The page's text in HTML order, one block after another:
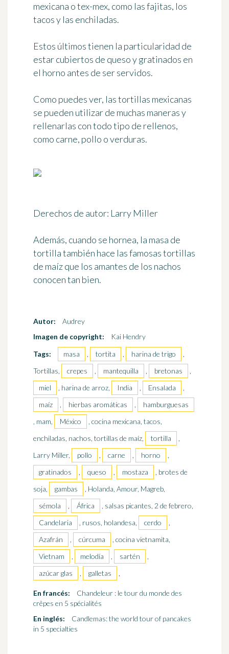
mexicana o tex-mex, como las fajitas, los
tacos y las enchiladas.
Estos últimos tienen la particularidad de
estar cubiertos de queso y gratinados en
el horno antes de ser servidos.
Como puedes ver, las tortillas mexicanas
se pueden utilizar de muchas maneras y
rellenarlas contodo tipo de rellenos,
como carne, pollo o verduras.
Derechos de autor: Larry Miller
Además, cuando se hornea, la masa de
tortilla también hace las famosas tortillas
de maíz que los amantes de los nachos
conocen tan bien.
Autor:
Audrey
Imagen de copyright:
Kai Hendry
Tags:
masa , tortita , harina de trigo
,
Tortillas,
crepes , mantequilla , bretonas
,
miel
, harina de arroz, India , Ensalada
,
maíz
, hierbas aromáticas ,
hamburguesas
, mam,
México
, cocina mexicana, tacos,
enchiladas, nachos, tortillas de maíz,
tortilla
,
Larry Miller,
pollo , carne , horno
,
gratinados
, queso , mostaza
, brotes de
soja,
gambas
, Holanda, Amour, Magreb,
sémola
, África
, salsas picantes, 2 de febrero,
Candelaria
, rusos, holandesa, cerdo
,
Azafrán
, cúrcuma
, cocina vietnamita,
Vietnam
, melodía , sartén
,
azúcar glas
, galletas ,
En francés:
Chandeleur : le tour du monde des
crêpes en 5 spécialités
En inglés:
Candlemas: the world tour of pancakes
in 5 specialties